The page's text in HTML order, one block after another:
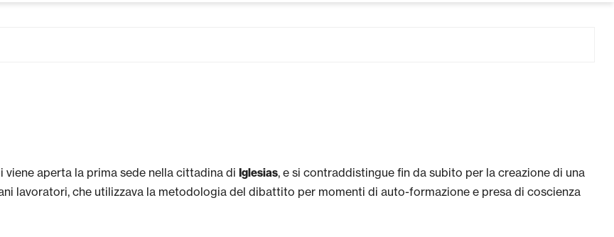
viene aperta la prima sede nella cittadina di Iglesias, e si contraddistingue fin da subito per la creazione di una
lavoratori, che utilizzava la metodologia del dibattito per momenti di auto-formazione e presa di coscienza